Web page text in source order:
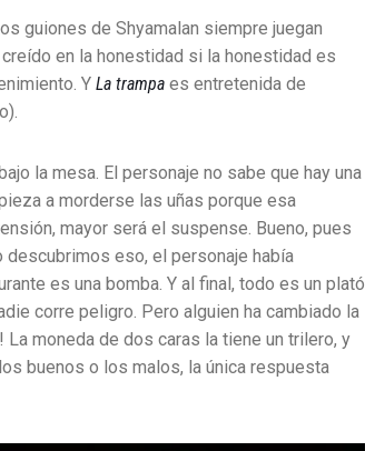
guiones de Shyamalan siempre juegan
en la honestidad si la honestidad es
Y La trampa es entretenida de
la mesa. El personaje no sabe que hay una
a morderse las uñas porque esa
mayor será el suspense. Bueno, pues
descubrimos eso, el personaje había
es una bomba. Y al final, todo es un plató
corre peligro. Pero alguien ha cambiado la
moneda de dos caras la tiene un trilero, y
buenos o los malos, la única respuesta